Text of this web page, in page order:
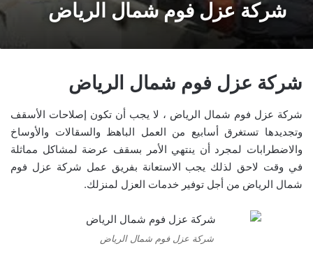
شركة عزل فوم شمال الرياض
شركة عزل فوم شمال الرياض
شركة عزل فوم شمال الرياض ، لا يجب أن تكون إصلاحات الأسقف
وتجديدها تستغرق أسابيع من العمل الباهظ والسقالات والأوساخ
والاضطرابات لمجرد أن ينتهي الأمر بسقف عرضة لمشاكل مماثلة
في وقت لاحق لذلك يجب الاستعانة بفريق عمل شركة عزل فوم
شمال الرياض من أجل توفير خدمات العزل لمنزلك.
شركة عزل فوم شمال الرياض